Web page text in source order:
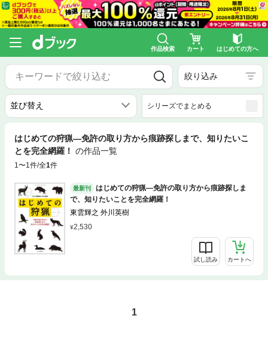
作品検索 カート はじめての方へ
絞り込み
シリーズでまとめる
はじめての狩猟―免許の取り方から痕跡探しまで、知りたいこ
とを完全網羅！ の作品一覧
1〜1件/全1件
最新刊
はじめての狩猟―免許の取り方から痕跡探しま
で、知りたいことを完全網羅！
東雲輝之 外川英樹
2,530
試し読み カートへ
1